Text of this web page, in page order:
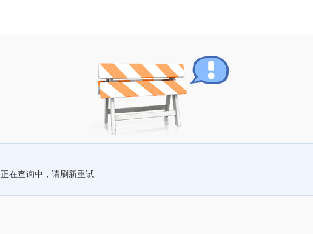
正在查询中，请刷新重试